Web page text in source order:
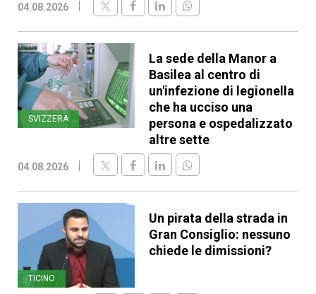
04.08.2026
SVIZZERA
La sede della Manor a
Basilea al centro di
un'infezione di legionella
che ha ucciso una
persona e ospedalizzato
altre sette
04.08.2026
TICINO
Un pirata della strada in
Gran Consiglio: nessuno
chiede le dimissioni?